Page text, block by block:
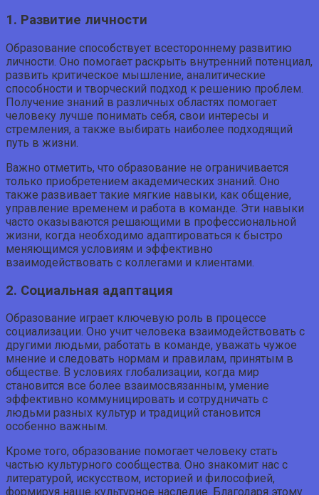
1. Развитие личности
Образование способствует всестороннему развитию
личности. Оно помогает раскрыть внутренний потенциал,
развить критическое мышление, аналитические
способности и творческий подход к решению проблем.
Получение знаний в различных областях помогает
человеку лучше понимать себя, свои интересы и
стремления, а также выбирать наиболее подходящий
путь в жизни.
Важно отметить, что образование не ограничивается
только приобретением академических знаний. Оно
также развивает такие мягкие навыки, как общение,
управление временем и работа в команде. Эти навыки
часто оказываются решающими в профессиональной
жизни, когда необходимо адаптироваться к быстро
меняющимся условиям и эффективно
взаимодействовать с коллегами и клиентами.
2. Социальная адаптация
Образование играет ключевую роль в процессе
социализации. Оно учит человека взаимодействовать с
другими людьми, работать в команде, уважать чужое
мнение и следовать нормам и правилам, принятым в
обществе. В условиях глобализации, когда мир
становится все более взаимосвязанным, умение
эффективно коммуницировать и сотрудничать с
людьми разных культур и традиций становится
особенно важным.
Кроме того, образование помогает человеку стать
частью культурного сообщества. Оно знакомит нас с
литературой, искусством, историей и философией,
формируя наше культурное наследие. Благодаря этому